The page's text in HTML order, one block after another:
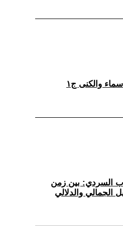
السردي: بين زمن
الجمالي والدلالي